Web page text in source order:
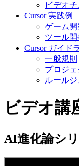
ビデオ
Cursor 実践例
ゲーム開
ツール開
Cursor ガイド
一般規則
プロジェ
ルール
ビデオ講
AI進化論シ